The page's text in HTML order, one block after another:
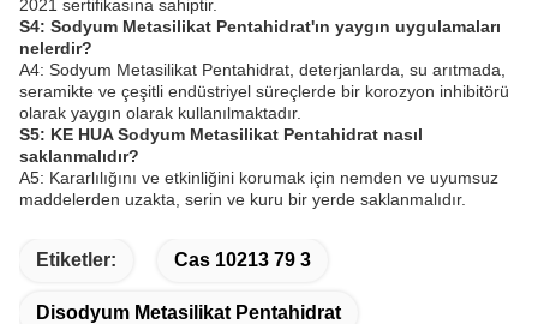
2021 sertifikasına sahiptir.
S4: Sodyum Metasilikat Pentahidrat'ın yaygın uygulamaları
nelerdir?
A4: Sodyum Metasilikat Pentahidrat, deterjanlarda, su arıtmada,
seramikte ve çeşitli endüstriyel süreçlerde bir korozyon inhibitörü
olarak yaygın olarak kullanılmaktadır.
S5: KE HUA Sodyum Metasilikat Pentahidrat nasıl
saklanmalıdır?
A5: Kararlılığını ve etkinliğini korumak için nemden ve uyumsuz
maddelerden uzakta, serin ve kuru bir yerde saklanmalıdır.
Etiketler: Cas 10213 79 3
Disodyum Metasilikat Pentahidrat